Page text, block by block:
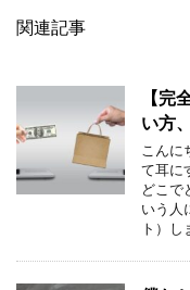
関連記事
【完
い方
こんに
て耳に
どこで
いう人
ト）し